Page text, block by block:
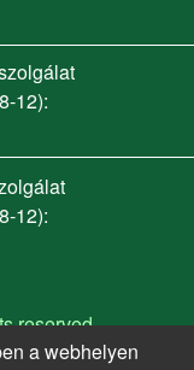
12):
12):
reserved
a webhelyen